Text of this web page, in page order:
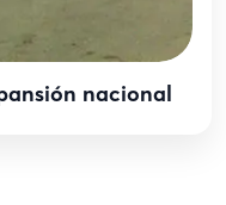
nacional